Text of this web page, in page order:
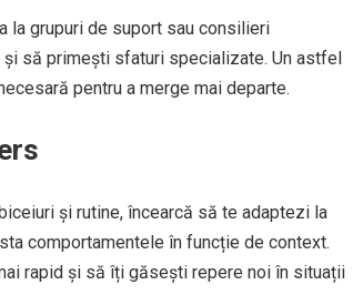
la grupuri de suport sau consilieri
să primești sfaturi specializate. Un astfel
pentru a merge mai departe.
și rutine, încearcă să te adaptezi la
comportamentele în funcție de context.
rapid și să îți găsești repere noi în situații